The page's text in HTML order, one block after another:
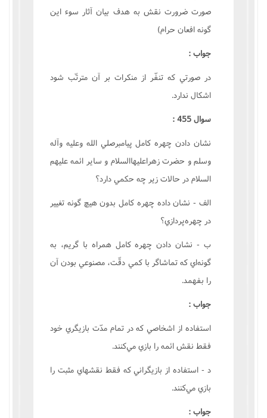
صورت ضرورت نقش به هدف بيان آثار سوء اين
گونه افعان حرام)
جواب :
در صورتي که تنفّر از منکرات بر آن مترتّب شود
اشکال ندارد.
سوال 455 :
نشان دادن چهره کامل پيامبرصلي الله وعليه وآله
وسلم و حضرت زهراعليهاالسلام و ساير ائمه عليهم
السلام در حالات زير چه حکمي دارد؟
الف - نشان داده چهره کامل بدون هيچ گونه تغيير
در چهره‌پردازي؟
ب - نشان دادن چهره کامل همراه با گريم، به
گونه‌اي که تماشاگر با کمي دقّت، مصنوعي بودن آن
را بفهمد.
جواب :
استفاده از اشخاصي که در تمام مدّت بازيگري خود
فقط نقش ائمه را بازي مي‌کنند.
د - استفاده از بازيگراني که فقط نقشهاي مثبت را
بازي مي‌کنند.
جواب :